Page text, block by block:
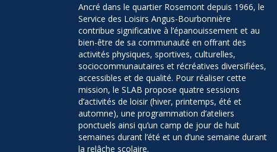
Ancré dans le quartier Rosemont depuis 1966, le
Service des Loisirs Angus-Bourbonnière
contribue significative à l’épanouissement et au
bien-être de sa communauté en offrant des
activités physiques, sportives, culturelles,
sociocommunautaires et récréatives diversifiées,
accessibles et de qualité. Pour réaliser cette
mission, le SLAB propose quatre sessions
d’activités de loisir (hiver, printemps, été et
automne), une programmation d’ateliers
ponctuels ainsi qu’un camp de jour de huit
semaines durant l’été et un d’une semaine durant
la relâche scolaire.